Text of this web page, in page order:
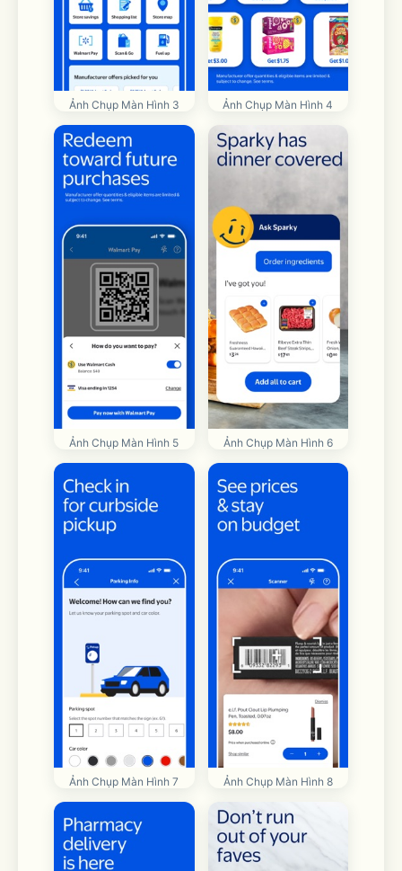
Ảnh Chụp Màn Hình 3 Ảnh Chụp Màn Hình 4
Ảnh Chụp Màn Hình 5 Ảnh Chụp Màn Hình 6
Ảnh Chụp Màn Hình 7 Ảnh Chụp Màn Hình 8